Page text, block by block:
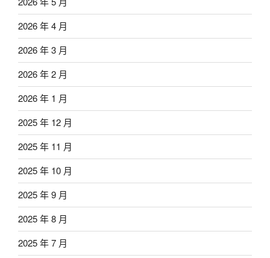
2026 年 4 月
2026 年 3 月
2026 年 2 月
2026 年 1 月
2025 年 12 月
2025 年 11 月
2025 年 10 月
2025 年 9 月
2025 年 8 月
2025 年 7 月